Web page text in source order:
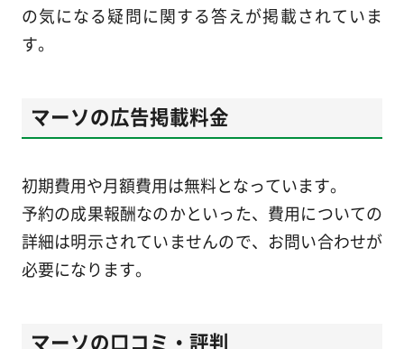
の気になる疑問に関する答えが掲載されていま
す。
マーソの広告掲載料金
初期費用や月額費用は無料となっています。
予約の成果報酬なのかといった、費用についての
詳細は明示されていませんので、お問い合わせが
必要になります。
マーソの口コミ・評判